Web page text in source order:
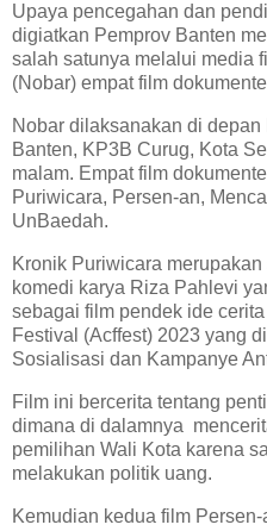
Upaya pencegahan dan
digiatkan Pemprov Banten
salah satunya melalui media
(Nobar) empat film
Nobar dilaksanakan di
Banten, KP3B Curug, Kota
malam. Empat film
Puriwicara, Persen-an,
UnBaedah.
Kronik Puriwicara
komedi karya Riza Pahlevi
sebagai film pendek ide
Festival (Acffest) 2023 yang
Sosialisasi dan Kampanye
Film ini bercerita tentang
dimana di dalamnya
pemilihan Wali Kota karena
melakukan politik uang.
Kemudian kedua film